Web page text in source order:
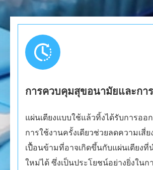
การควบคุมสุขอนามัยและกา
แผ่นเตียงแบบใช้แล้วทิ้งได้รับการออ
การใช้งานครั้งเดียวช่วยลดความเสี่
เปื้อนข้ามที่อาจเกิดขึ้นกับแผ่นเตียงที่
ใหม่ได้ ซึ่งเป็นประโยชน์อย่างยิ่งใน